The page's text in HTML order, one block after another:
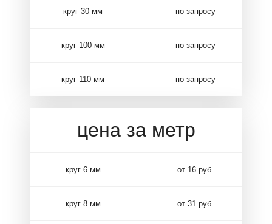
круг 30 мм по запросу
круг 100 мм по запросу
круг 110 мм по запросу
цена за метр
круг 6 мм от 16 руб.
круг 8 мм от 31 руб.